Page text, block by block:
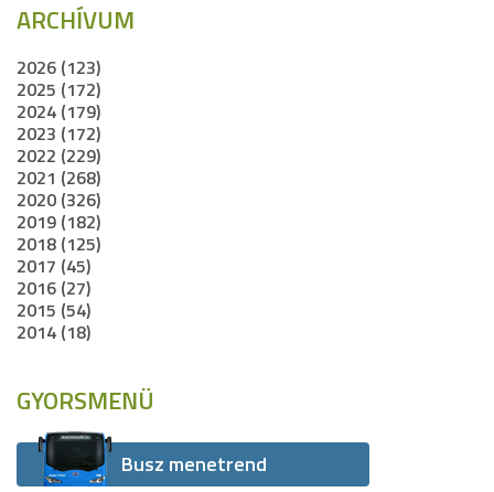
ARCHÍVUM
2026 (123)
2025 (172)
2024 (179)
2023 (172)
2022 (229)
2021 (268)
2020 (326)
2019 (182)
2018 (125)
2017 (45)
2016 (27)
2015 (54)
2014 (18)
GYORSMENÜ
Busz menetrend